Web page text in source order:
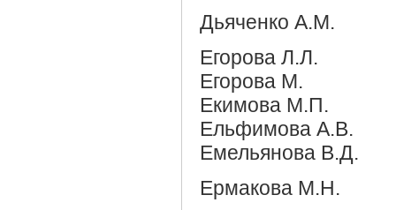
Дьяченко А.М.
Егорова Л.Л.
Егорова М.
Екимова М.П.
Ельфимова А.В.
Емельянова В.Д.
Ермакова М.Н.